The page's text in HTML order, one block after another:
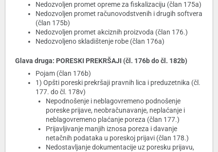
Nedozvoljen promet opreme za fiskalizaciju (član 175a)
Nedozvoljen promet računovodstvenih i drugih softvera
(član 175b)
Nedozvoljen promet akciznih proizvoda (član 176.)
Nedozvoljeno skladištenje robe (član 176a)
Glava druga: PORESKI PREKRŠAJI (čl. 176b do čl. 182b)
Pojam (član 176b)
1) Opšti poreski prekršaji pravnih lica i preduzetnika (čl.
177. do čl. 178v)
Nepodnošenje i neblagovremeno podnošenje
poreske prijave, neobračunavanje, neplaćanje i
neblagovremeno plaćanje poreza (član 177.)
Prijavljivanje manjih iznosa poreza i davanje
netačnih podataka u poreskoj prijavi (član 178.)
Nedostavljanje dokumentacije uz poresku prijavu,